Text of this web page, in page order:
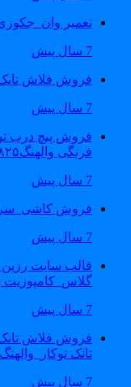
تعمیر وان_جکوزی_
فروش فلاش تانک
فروش پیچ درب
فرنگی والهنگ۰۹۱۲۱۵۰۷۸۲۵
فروش کاشی_سرامیک
قالب سایت رزین
گلاس_کامپوزیت
فروش فلاش تانک
تانک توکار_والهنگ